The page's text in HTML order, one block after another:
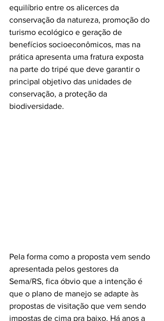
equilíbrio entre os alicerces da
conservação da natureza, promoção do
turismo ecológico e geração de
benefícios socioeconômicos, mas na
prática apresenta uma fratura exposta
na parte do tripé que deve garantir o
principal objetivo das unidades de
conservação, a proteção da
biodiversidade.
Pela forma como a proposta vem sendo
apresentada pelos gestores da
Sema/RS, fica óbvio que a intenção é
que o plano de manejo se adapte às
propostas de visitação que vem sendo
impostas de cima pra baixo. Há anos a